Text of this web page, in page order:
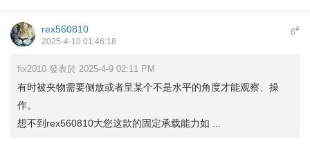
6#
rex560810
2025-4-10 01:46:18
fix2010 發表於 2025-4-9 02:11 PM
有时被夹物需要侧放或者呈某个不是水平的角度才能观察、操
作。
想不到rex560810大您这款的固定承载能力如 ...